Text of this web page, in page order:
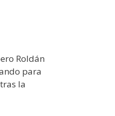
Roldán
para
la